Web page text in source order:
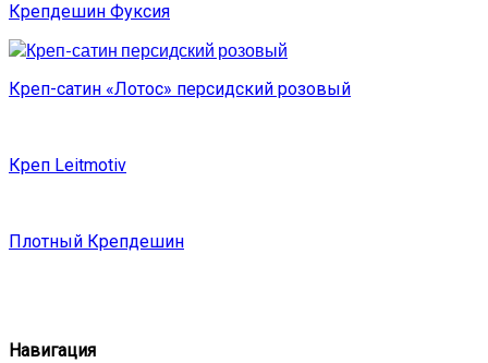
Крепдешин Фуксия
Креп-сатин «Лотос» персидский розовый
Креп Leitmotiv
Плотный Крепдешин
Навигация